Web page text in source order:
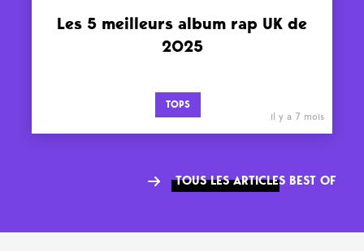
Les 5 meilleurs album rap UK de
2025
TOPS
il y a 7 mois
TOUS LES ARTICLES BEST OF